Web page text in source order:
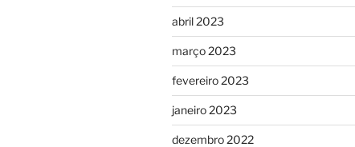
abril 2023
março 2023
fevereiro 2023
janeiro 2023
dezembro 2022